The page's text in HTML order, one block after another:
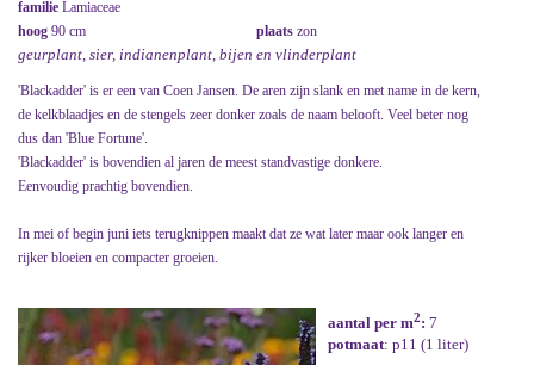
familie Lamiaceae
hoog 90 cm plaats zon
geurplant, sier, indianenplant, bijen en vlinderplant
'Blackadder' is er een van Coen Jansen. De aren zijn slank en met name in de kern,
de kelkblaadjes en de stengels zeer donker zoals de naam belooft. Veel beter nog
dus dan 'Blue Fortune'.
'Blackadder' is bovendien al jaren de meest standvastige donkere.
Eenvoudig prachtig bovendien.
In mei of begin juni iets terugknippen maakt dat ze wat later maar ook langer en
rijker bloeien en compacter groeien.
aantal per m2: 7
potmaat: p11 (1 liter)